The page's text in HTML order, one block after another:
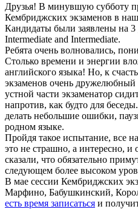
Друзья! В минувшую субботу
Кембриджских экзаменов в
Кандидаты были заявлены на 3
Intermediate and Intermediate.
Ребята очень волновались,
Столько времени и энергии
английского языка! Но, к
экзаменов очень
устной части экзаменатор
напротив, как будто для
делать небольшие ошибки,
родном языке.
Пройдя такое испытание, все
это не страшно, а интересно,
сказали, что обязательно
следующем более высоком
В мае сессии Кембриджских
Марфино, Бабушкинский,
есть время записаться и